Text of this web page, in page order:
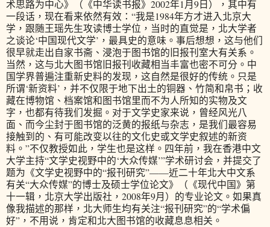
术思路为中心》（《中华读书报》2002年1月9日），其中有
一段话，现在看来依然有效：“我是1984年方才进入北京大
学，跟随王瑶先生攻读博士学位，当时的直觉是，北大学者
之谈论‘中国现代文学’，最具史的意味。事后想想，这与他们
很早就走出自家书斋、浸泡于图书馆的旧报刊室大有关系。
当然，这与北大图书馆旧报刊收藏相当丰富也密不可分。中
国学界普遍注重新史料的发现，这自然是很好的传统。只是
所谓‘新资料’，并不仅限于地下出土的铜器、竹简和帛书；收
藏在博物馆、档案馆和图书馆里而不为人所知的实物及文
字，也都有待我们发掘。对于文学史家来说，曾经风光八
面、而今尘封于图书馆的泛黄的报纸与杂志，是我们最容易
接触到的、有可能改变以往的文化史或文学史叙述的新资
料。”不仅教授如此，学生也是这样。四年前，我在香港中文
大学主持“文学史视野中的‘大众传媒’”学术研讨会，并提交了
题为《文学史视野中的“报刊研究”——近二十年北大中文系
有关“大众传媒”的博士及硕士学位论文》（《现代中国》第
十一辑，北京大学出版社，2008年9月）的专业论文。如果真
像我描述的那样，北大师生均有关注“报刊研究”的“学术偏
好”，不用说，肯定和北大图书馆的收藏息息相关。